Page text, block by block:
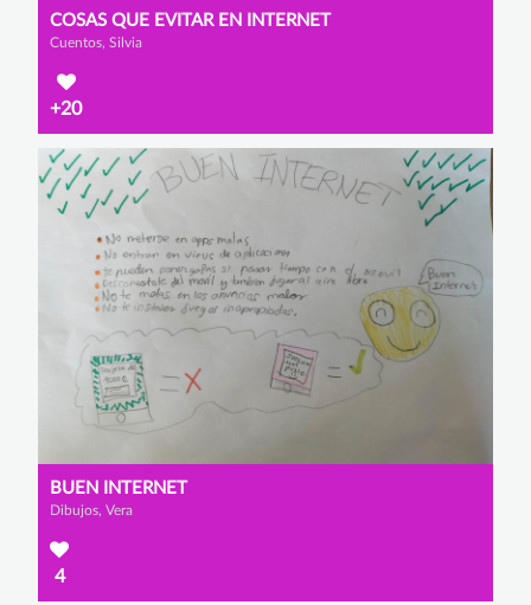
COSAS QUE EVITAR EN INTERNET
Cuentos, Silvia
+20
BUEN INTERNET
Dibujos, Vera
4